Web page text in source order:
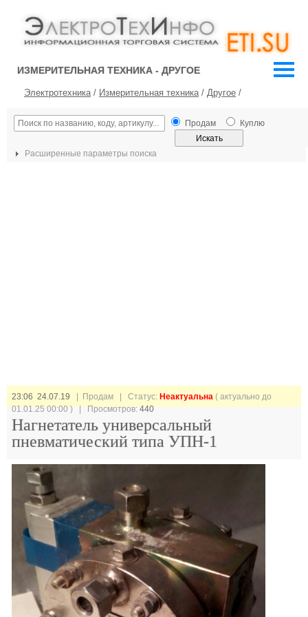
ИЗМЕРИТЕЛЬНАЯ ТЕХНИКА - ДРУГОЕ
Электротехника/ Измерительная техника/ Другое /
Продам Куплю
Расширенные параметры поиска
23:06 24.07.19 | Продам | Статус: Неактуальна ( актуально до
01.01.25 00:00 ) | Просмотров:440
Нагнетатель универсальный
пневматический типа УПН-1